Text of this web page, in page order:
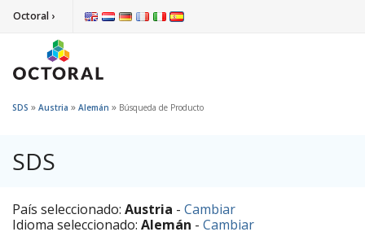
Octoral ›
SDS » Austria » Alemán » Búsqueda de Producto
SDS
País seleccionado: Austria - Cambiar
Idioma seleccionado: Alemán - Cambiar